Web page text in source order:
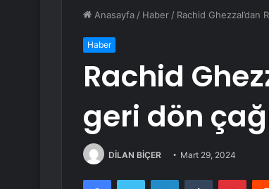
Anasayfa / Haber / Rachid Ghezzal’dan
Haber
Rachid
geri dön
DİLAN BİÇER Mart 29, 2024
FacebookTwitter LinkedInTumblr